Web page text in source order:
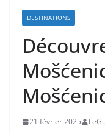
DESTINATIONS
21 février 2025